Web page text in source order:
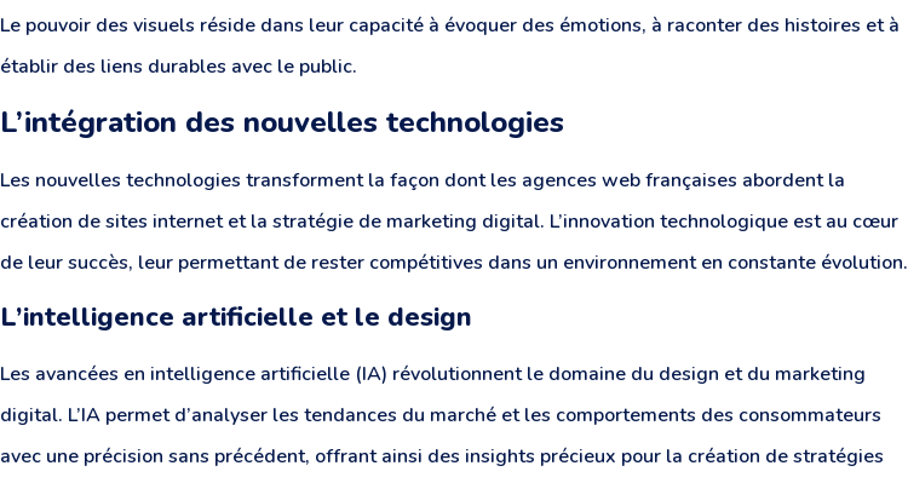
Le pouvoir des visuels réside dans leur capacité à évoquer des émotions, à raconter des histoires et à
établir des liens durables avec le public.
L’intégration des nouvelles technologies
Les nouvelles technologies transforment la façon dont les agences web françaises abordent la
création de sites internet et la stratégie de marketing digital. L’innovation technologique est au cœur
de leur succès, leur permettant de rester compétitives dans un environnement en constante évolution.
L’intelligence artificielle et le design
Les avancées en intelligence artificielle (IA) révolutionnent le domaine du design et du marketing
digital. L’IA permet d’analyser les tendances du marché et les comportements des consommateurs
avec une précision sans précédent, offrant ainsi des insights précieux pour la création de stratégies